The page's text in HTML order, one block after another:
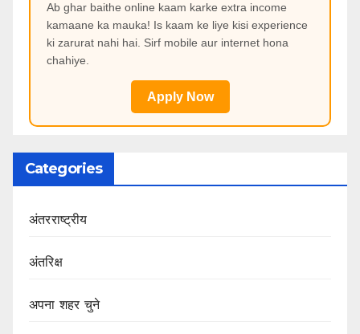
Ab ghar baithe online kaam karke extra income
kamaane ka mauka! Is kaam ke liye kisi experience
ki zarurat nahi hai. Sirf mobile aur internet hona
chahiye.
Apply Now
Categories
अंतरराष्ट्रीय
अंतरिक्ष
अपना शहर चुने